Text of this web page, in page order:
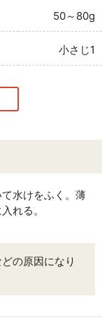
50～80g
小さじ1
水けをふく。薄
れる。
の原因になり